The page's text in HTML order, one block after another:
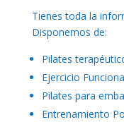
Tienes toda la
Disponemos de:
Pilates
Ejercicio
Pilates para
Entrenamiento